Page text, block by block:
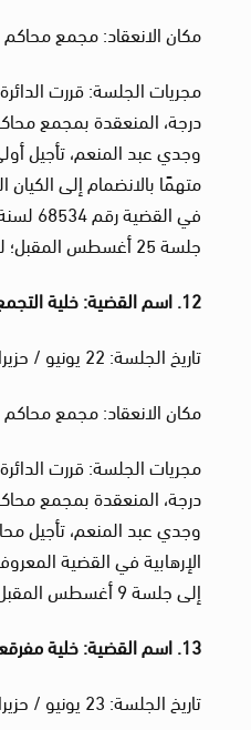
مكان الانعقاد: مجمع محاكم
مجريات الجلسة: قررت
درجة، المنعقدة بمجمع
متهمًا بالانضمام إلى
جلسة 25 أغسطس المقبل؛ للاطلاع والاستعداد.
12. اسم القضية: خلية التجمع
تاريخ الجلسة: 22 يونيو / حزيران 2025
مكان الانعقاد: مجمع محاكم
مجريات الجلسة: قررت
درجة، المنعقدة بمجمع
الإرهابية في القضية
إلى جلسة 9 أغسطس المقبل؛ لاستكمال المرافعة.
13. اسم القضية: خلية مفرقعات كرداسة
تاريخ الجلسة: 23 يونيو / حزيران 2025